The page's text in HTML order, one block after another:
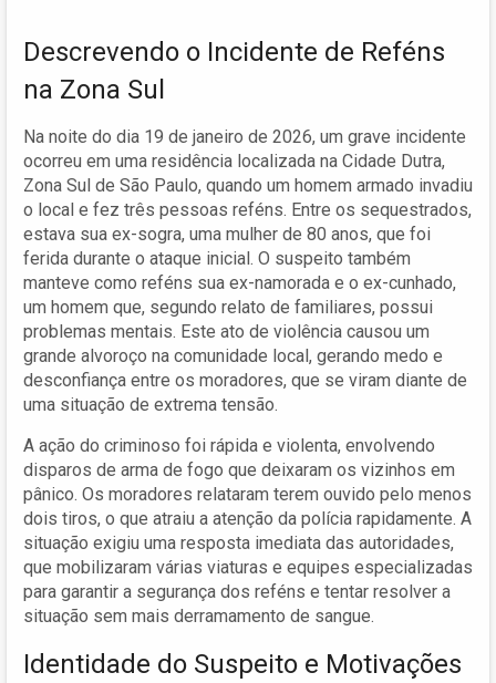
Descrevendo o Incidente de Reféns
na Zona Sul
Na noite do dia 19 de janeiro de 2026, um grave incidente
ocorreu em uma residência localizada na Cidade Dutra,
Zona Sul de São Paulo, quando um homem armado invadiu
o local e fez três pessoas reféns. Entre os sequestrados,
estava sua ex-sogra, uma mulher de 80 anos, que foi
ferida durante o ataque inicial. O suspeito também
manteve como reféns sua ex-namorada e o ex-cunhado,
um homem que, segundo relato de familiares, possui
problemas mentais. Este ato de violência causou um
grande alvoroço na comunidade local, gerando medo e
desconfiança entre os moradores, que se viram diante de
uma situação de extrema tensão.
A ação do criminoso foi rápida e violenta, envolvendo
disparos de arma de fogo que deixaram os vizinhos em
pânico. Os moradores relataram terem ouvido pelo menos
dois tiros, o que atraiu a atenção da polícia rapidamente. A
situação exigiu uma resposta imediata das autoridades,
que mobilizaram várias viaturas e equipes especializadas
para garantir a segurança dos reféns e tentar resolver a
situação sem mais derramamento de sangue.
Identidade do Suspeito e Motivações